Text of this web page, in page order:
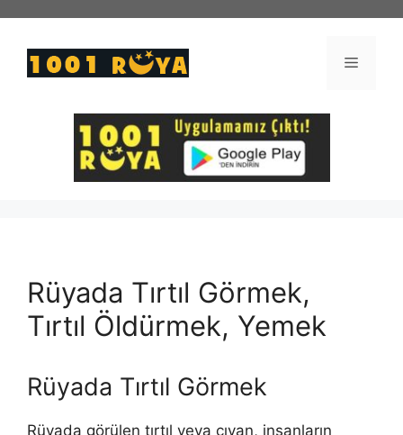
Menü
Rüyada Tırtıl Görmek,
Tırtıl Öldürmek, Yemek
Rüyada Tırtıl Görmek
Rüyada görülen tırtıl veya çıyan, insanların